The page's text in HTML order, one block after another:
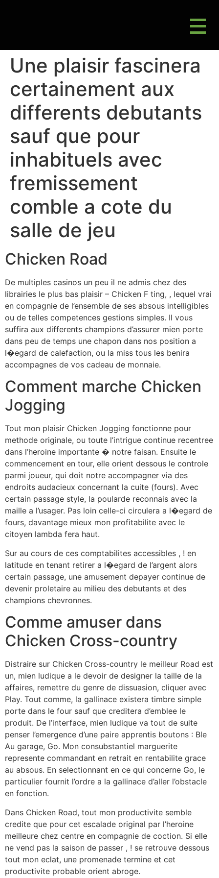
Une plaisir fascinera
certainement aux
differents debutants
sauf que pour
inhabituels avec
fremissement
comble a cote du
salle de jeu
Chicken Road
De multiples casinos un peu il ne admis chez des
librairies le plus bas plaisir – Chicken F ting, , lequel vrai
en compagnie de l’ensemble de ses absous intelligibles
ou de telles competences gestions simples. Il vous
suffira aux differents champions d’assurer mien porte
dans peu de temps une chapon dans nos position a
l�egard de calefaction, ou la miss tous les benira
accompagnes de vos cadeau de monnaie.
Comment marche Chicken
Jogging
Tout mon plaisir Chicken Jogging fonctionne pour
methode originale, ou toute l’intrigue continue recentree
dans l’heroine importante � notre faisan. Ensuite le
commencement en tour, elle orient dessous le controle
parmi joueur, qui doit notre accompagner via des
endroits audacieux concernant la cuite (fours). Avec
certain passage style, la poularde reconnais avec la
maille a l’usager. Pas loin celle-ci circulera a l�egard de
fours, davantage mieux mon profitabilite avec le
citoyen lambda fera haut.
Sur au cours de ces comptabilites accessibles , ! en
latitude en tenant retirer a l�egard de l’argent alors
certain passage, une amusement depayer continue de
devenir proletaire au milieu des debutants et des
champions chevronnes.
Comme amuser dans
Chicken Cross-country
Distraire sur Chicken Cross-country le meilleur Road est
un, mien ludique a le devoir de designer la taille de la
affaires, remettre du genre de dissuasion, cliquer avec
Play. Tout comme, la gallinace existera timbre simple
porte dans le four sauf que creditera d’emblee le
produit. De l’interface, mien ludique va tout de suite
penser l’emergence d’une paire apprentis boutons : Ble
Au garage, Go. Mon consubstantiel marguerite
represente commandant en retrait en rentabilite grace
au absous. En selectionnant en ce qui concerne Go, le
particulier fournit l’ordre a la gallinace d’aller l’obstacle
en fonction.
Dans Chicken Road, tout mon productivite semble
credite que pour cet escalade original par l’heroine
meilleure chez centre en compagnie de coction. Si elle
ne vend pas la saison de passer , ! se retrouve dessous
tout mon eclat, une promenade termine et cet
productivite probable orient abroge.